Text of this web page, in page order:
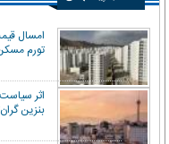
تورم
اثر
بنزین